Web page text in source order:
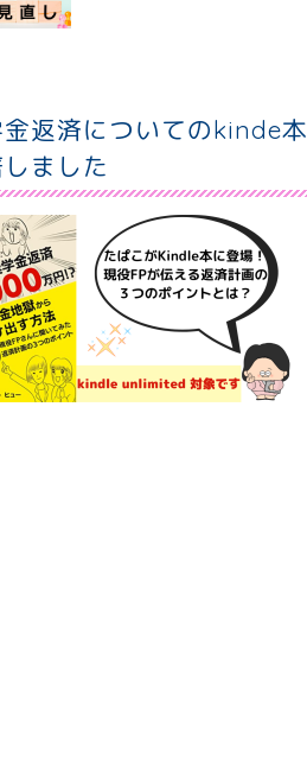
金返済についてのkinde本
ました